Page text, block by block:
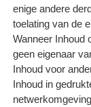
enige andere
toelating van de
Wanneer Inhoud
geen eigenaar
Inhoud voor
Inhoud in